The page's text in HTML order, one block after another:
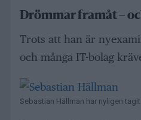
Drömmar framåt –
Trots att han är
och många IT-bolag
Sebastian Hällman har nyligen